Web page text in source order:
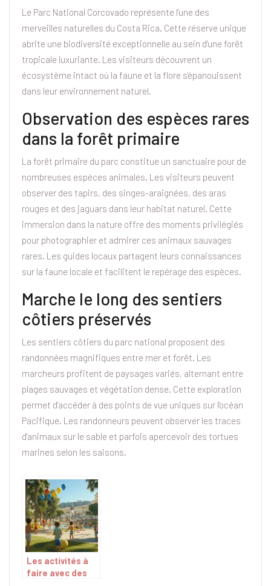
Le Parc National Corcovado représente l'une des
merveilles naturelles du Costa Rica. Cette réserve unique
abrite une biodiversité exceptionnelle au sein d'une forêt
tropicale luxuriante. Les visiteurs découvrent un
écosystème intact où la faune et la flore s'épanouissent
dans leur environnement naturel.
Observation des espèces rares
dans la forêt primaire
La forêt primaire du parc constitue un sanctuaire pour de
nombreuses espèces animales. Les visiteurs peuvent
observer des tapirs, des singes-araignées, des aras
rouges et des jaguars dans leur habitat naturel. Cette
immersion dans la nature offre des moments privilégiés
pour photographier et admirer ces animaux sauvages
rares. Les guides locaux partagent leurs connaissances
sur la faune locale et facilitent le repérage des espèces.
Marche le long des sentiers
côtiers préservés
Les sentiers côtiers du parc national proposent des
randonnées magnifiques entre mer et forêt. Les
marcheurs profitent de paysages variés, alternant entre
plages sauvages et végétation dense. Cette exploration
permet d'accéder à des points de vue uniques sur l'océan
Pacifique. Les randonneurs peuvent observer les traces
d'animaux sur le sable et parfois apercevoir des tortues
marines selon les saisons.
Les activités à
faire avec des